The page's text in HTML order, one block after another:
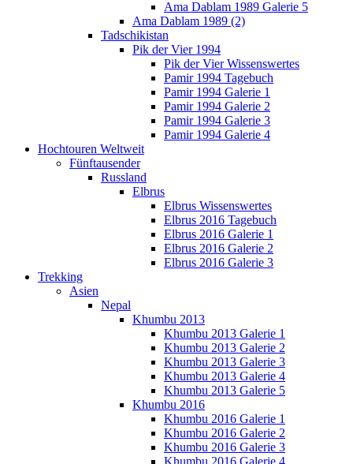
Ama Dablam 1989 Galerie 5
Ama Dablam 1989 (2)
Tadschikistan
Pik der Vier 1994
Pik der Vier Wissenswertes
Pamir 1994 Tagebuch
Pamir 1994 Galerie 1
Pamir 1994 Galerie 2
Pamir 1994 Galerie 3
Pamir 1994 Galerie 4
Hochtouren Weltweit
Fünftausender
Russland
Elbrus
Elbrus Wissenswertes
Elbrus 2016 Tagebuch
Elbrus 2016 Galerie 1
Elbrus 2016 Galerie 2
Elbrus 2016 Galerie 3
Trekking
Asien
Nepal
Khumbu 2013
Khumbu 2013 Galerie 1
Khumbu 2013 Galerie 2
Khumbu 2013 Galerie 3
Khumbu 2013 Galerie 4
Khumbu 2013 Galerie 5
Khumbu 2016
Khumbu 2016 Galerie 1
Khumbu 2016 Galerie 2
Khumbu 2016 Galerie 3